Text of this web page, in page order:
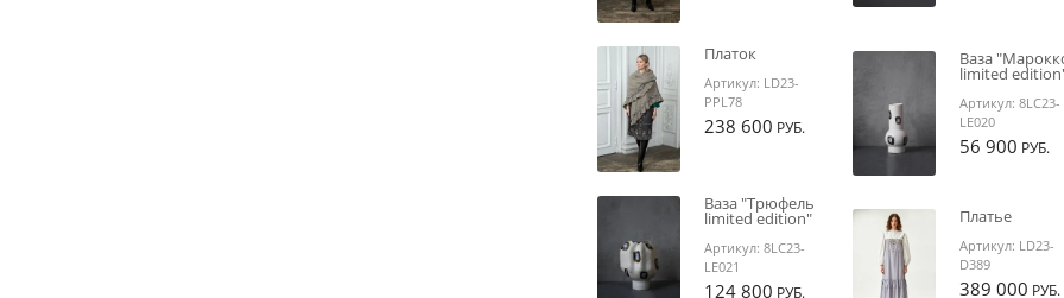
Платок
Артикул: LD23-
PPL78
238 600 РУБ.
Ваза "Трюфель
limited edition"
Артикул: 8LC23-
LE021
124 800 РУБ.
Ваза
limited
Артикул: 8LC23-
LE020
56 900 РУБ.
Платье
Артикул: LD23-
D389
389 000 РУБ.